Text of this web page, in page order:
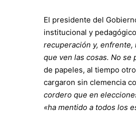
El presidente del
institucional y
recuperación y, enfrente,
que ven las cosas. No se
de papeles, al tiempo
cargaron sin clemencia
cordero que en
«ha mentido a todos los